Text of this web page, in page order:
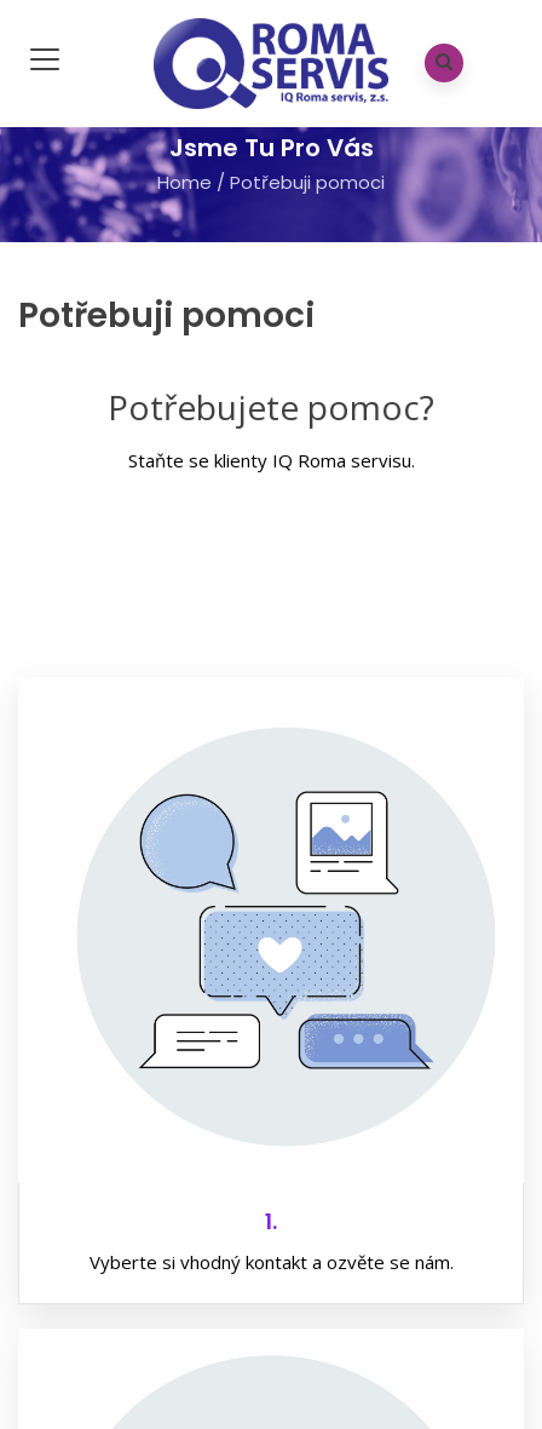
Jsme Tu Pro Vás
Home /Potřebuji pomoci
Potřebuji pomoci
Potřebujete pomoc?
Staňte se klienty IQ Roma servisu.
1.
Vyberte si vhodný kontakt a ozvěte se nám.
Vždy nás bude zajímat odkud jste a co řešíte. Čím
přesnější informace nám dáte, tím rychleji najdeme
způsob, jak vám pomoci.